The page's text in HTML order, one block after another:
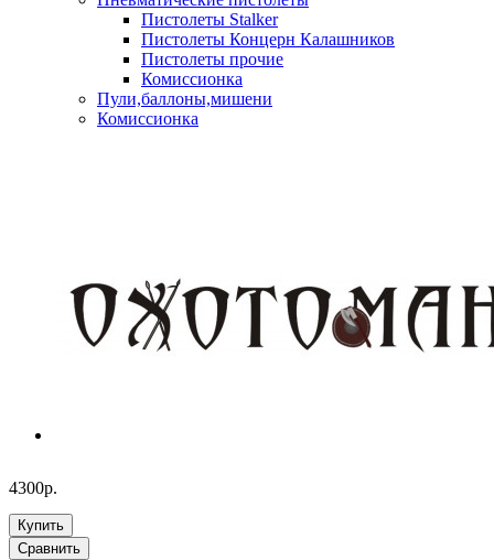
Пистолеты Stalker
Пистолеты Концерн Калашников
Пистолеты прочие
Комиссионка
Пули,баллоны,мишени
Комиссионка
4300р.
Купить
Сравнить